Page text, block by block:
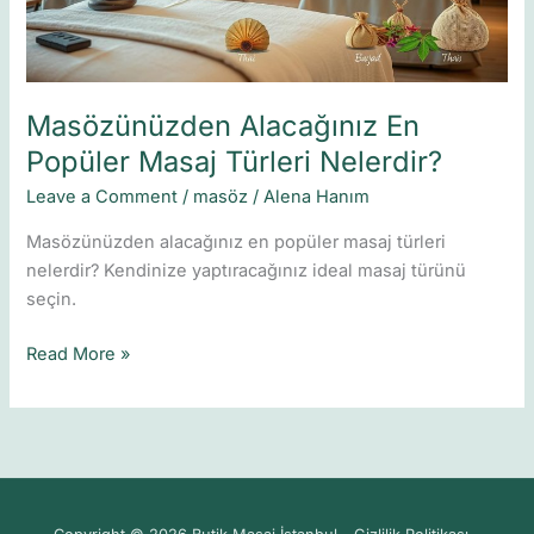
Masözünüzden Alacağınız En
Popüler Masaj Türleri Nelerdir?
Leave a Comment / masöz /Alena Hanım
Masözünüzden alacağınız en popüler masaj türleri
nelerdir? Kendinize yaptıracağınız ideal masaj türünü
seçin.
Read More »